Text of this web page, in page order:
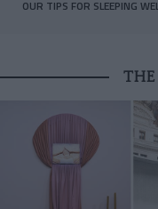
OUR TIPS FOR SLEEPING